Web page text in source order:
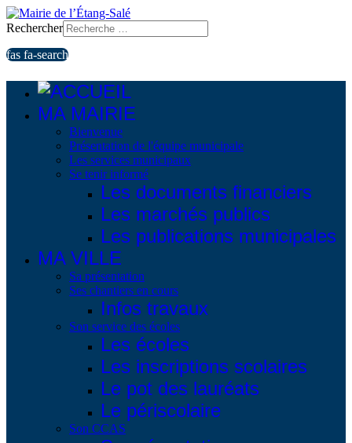
Rechercher
fas fa-search
MA MAIRIE
Bienvenue
Présentation de l'équipe municipale
Les services municipaux
Se tenir informé
Les documents financiers
Les marchés publics
Les publications municipales
MA VILLE
Sa présentation
Ses chantiers en cours
Infos travaux
Son service des écoles
Les écoles
Les inscriptions scolaires
Le pot des lauréats
Le périscolaire
Son CCAS